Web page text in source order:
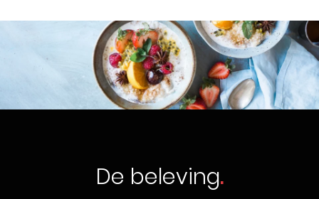
De beleving